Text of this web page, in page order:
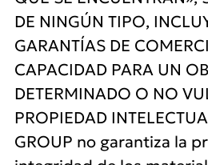
DE NINGÚN TIPO,
GARANTÍAS DE
CAPACIDAD PARA UN
DETERMINADO O NO
PROPIEDAD
GROUP no garantiza la